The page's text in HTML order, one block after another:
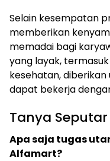
Selain kesempatan
memberikan
memadai bagi
yang layak,
kesehatan,
dapat bekerja
Tanya
Apa saja tugas
Alfamart?